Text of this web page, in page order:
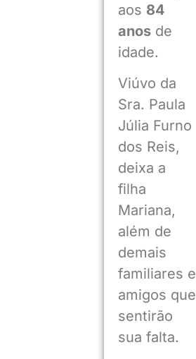
aos 84
anosde
idade.
Viúvo da
Sra. Paula
Júlia Furno
dos Reis,
deixa a
filha
Mariana,
além de
demais
familiares e
amigos que
sentirão
sua falta.